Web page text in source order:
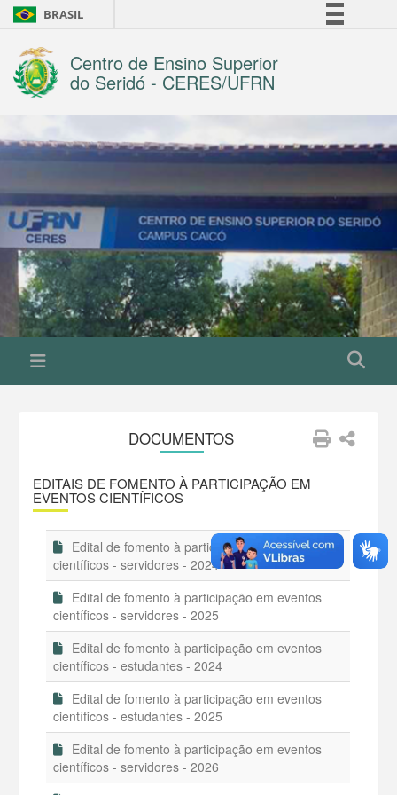
BRASIL
Comunica BR
Legislação
Centro de Ensino Superior
do Seridó - CERES/UFRN
DOCUMENTOS
EDITAIS DE FOMENTO À PARTICIPAÇÃO EM
EVENTOS CIENTÍFICOS
Edital de fomento à participação em eventos
científicos - servidores - 2024
Edital de fomento à participação em eventos
científicos - servidores - 2025
Edital de fomento à participação em eventos
científicos - estudantes - 2024
Edital de fomento à participação em eventos
científicos - estudantes - 2025
Edital de fomento à participação em eventos
científicos - servidores - 2026